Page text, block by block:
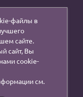
файлы в
сайте.
сайт, Вы
cookie-
см.